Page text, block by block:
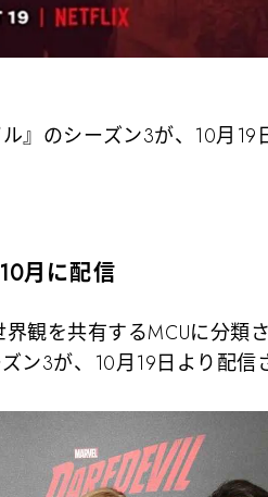
』のシーズン3が、10月19
月に配信
観を共有するMCUに分類
ン3が、10月19日より配信